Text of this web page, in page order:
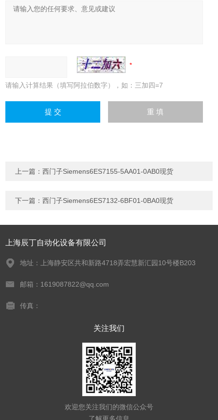
请输入计算结果（填写阿拉伯数字），如：三加四=7
上一篇：西门子Siemens6ES7155-5AA01-0AB0现货
下一篇：西门子Siemens6ES7132-6BF01-0BA0现货
上海辰丁自动化设备有限公司
地址：上海静安区共和新路4718弄宏慧新汇园10号楼B203
邮箱：1619087822@qq.com
传真：
关注我们
欢迎您关注我们的微信公众号